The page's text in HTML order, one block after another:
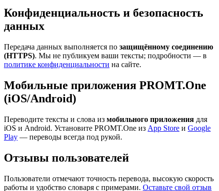
Конфиденциальность и безопасность
данных
Передача данных выполняется по защищённому соединению
(HTTPS). Мы не публикуем ваши тексты; подробности — в
политике конфиденциальности на сайте.
Мобильные приложения PROMT.One
(iOS/Android)
Переводите тексты и слова из мобильного приложения для
iOS и Android. Установите PROMT.One из App Store и Google
Play — переводы всегда под рукой.
Отзывы пользователей
Пользователи отмечают точность перевода, высокую скорость
работы и удобство словаря с примерами. Оставьте свой отзыв